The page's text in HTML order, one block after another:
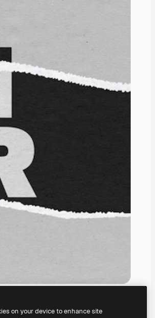
on your device to enhance site